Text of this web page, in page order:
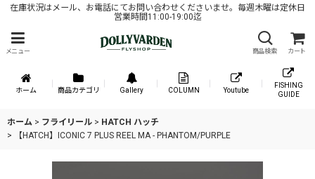
在庫状況はメール、お電話にてお問い合わせくださいませ。毎週木曜は定休日
営業時間11:00-19:00迄
メニュー 商品検索 カート
ホーム 商品カテゴリ Gallery COLUMN Youtube
FISHING
GUIDE
ホーム > フライリール > HATCH ハッチ
>
【HATCH】ICONIC 7 PLUS REEL MA - PHANTOM/PURPLE